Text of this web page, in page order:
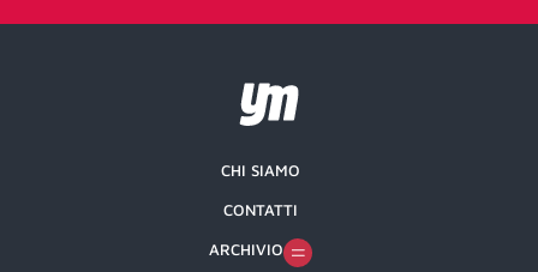
CHI SIAMO
CONTATTI
ARCHIVIO